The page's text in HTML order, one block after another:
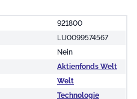
921800
LU0099574567
Nein
Aktienfonds Welt
Welt
Technologie